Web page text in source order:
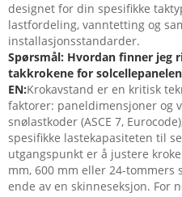
designet for din spesifikke
lastfordeling, vanntetting og
installasjonsstandarder.
Spørsmål: Hvordan finner jeg
takkrokene for
EN:Krokavstand er en kritisk
faktorer: paneldimensjoner og
snølastkoder (ASCE 7,
spesifikke lastekapasiteten til
utgangspunkt er å justere
mm, 600 mm eller 24-tommers
ende av en skinneseksjon. For